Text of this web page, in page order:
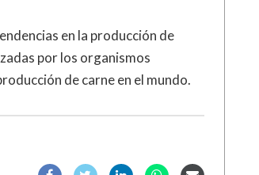
en la producción de
por los organismos
de carne en el mundo.